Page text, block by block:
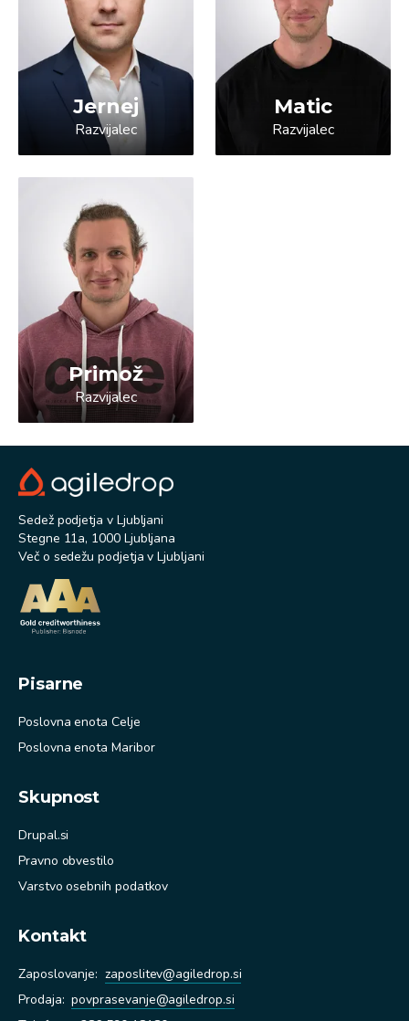
Jernej
Razvijalec
Matic
Razvijalec
Primož
Razvijalec
Sedež podjetja v Ljubljani
Stegne 11a, 1000 Ljubljana
Več o sedežu podjetja v Ljubljani
Pisarne
Poslovna enota Celje
Poslovna enota Maribor
Skupnost
Drupal.si
Pravno obvestilo
Varstvo osebnih podatkov
Kontakt
Zaposlovanje: zaposlitev@agiledrop.si
Prodaja: povprasevanje@agiledrop.si